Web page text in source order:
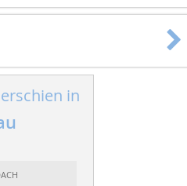
in